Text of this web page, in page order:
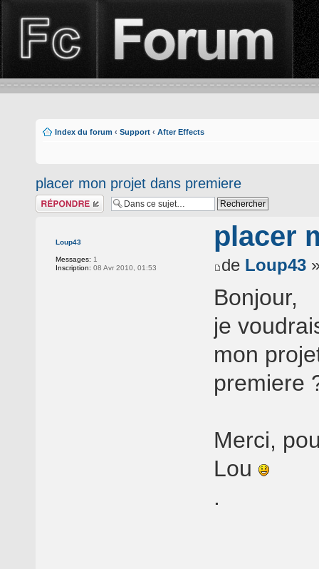
Index du forum ‹ Support ‹ After Effects
placer mon projet dans premiere
Répondre
Loup43
Messages: 1
Inscription: 08 Avr 2010, 01:53
placer
de Loup43
Bonjour,
je
mon
premiere
Merci,
Lou
.